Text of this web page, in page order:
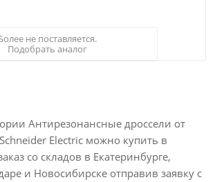
не поставляется.
Подобрать аналог
Антирезонансные дроссели от
Electric можно купить в
со складов в Екатеринбурге,
и Новосибирске отправив заявку с